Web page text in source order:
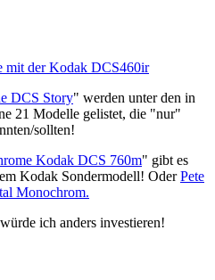
mit der Kodak DCS460ir
DCS Story" werden unter den in
21 Modelle gelistet, die "nur"
sollten!
Kodak DCS 760m" gibt es
Kodak Sondermodell! OderPete
Monochrom.
ich anders investieren!